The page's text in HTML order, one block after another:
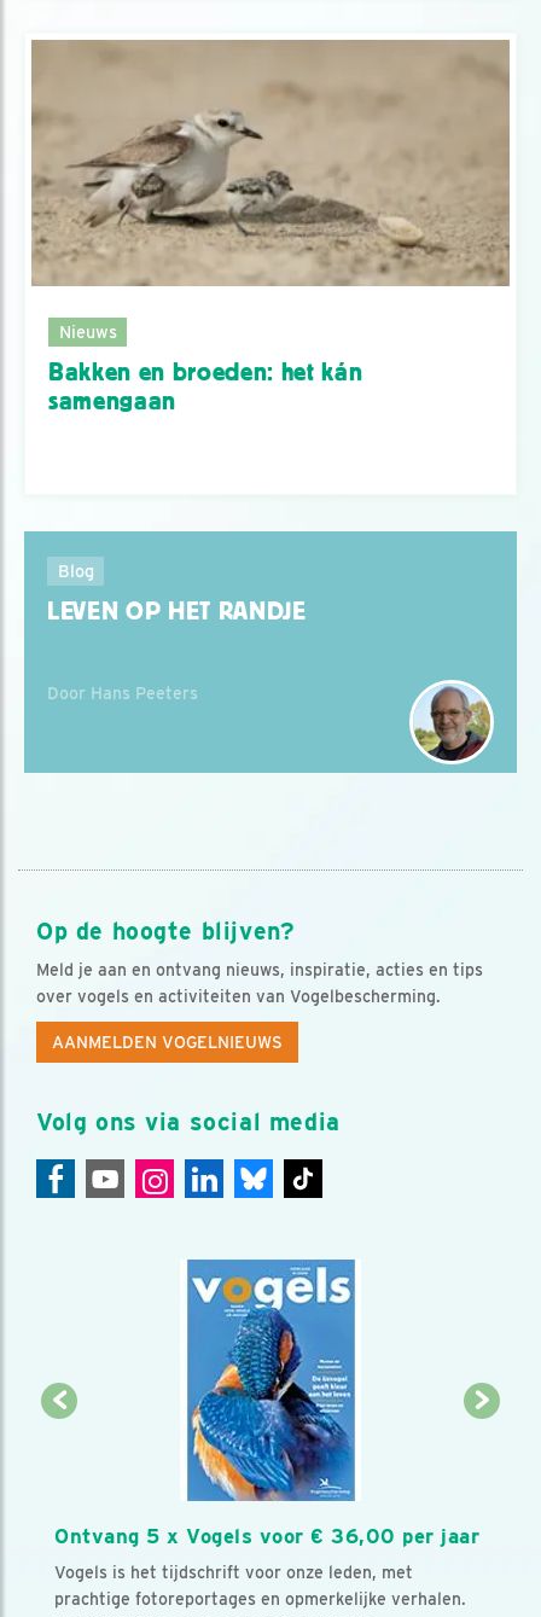
Nieuws
Bakken en broeden: het kán
samengaan
Blog
LEVEN OP HET RANDJE
Door Hans Peeters
Op de hoogte blijven?
Meld je aan en ontvang nieuws, inspiratie, acties en tips
over vogels en activiteiten van Vogelbescherming.
AANMELDEN VOGELNIEUWS
Volg ons via social media
Ontvang 5 x Vogels voor € 36,00 per jaar
Vogels is het tijdschrift voor onze leden, met
prachtige fotoreportages en opmerkelijke verhalen.